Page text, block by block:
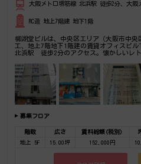
大阪メトロ堺筋線 北浜駅 徒歩2分、大
RC造 地上7階建 地下1階
柳湖堂ビルは、中央区エリア（大阪市中
工、地上7階地下1階建の賃貸オフィスビ
北浜駅 徒歩2分のアクセス。懐かしいレ
ませ！その他、事務所、オフィス移転の事
募集フロア
階数 広さ 賃料総額(税別)
地上 5F
15.00坪 152,000円